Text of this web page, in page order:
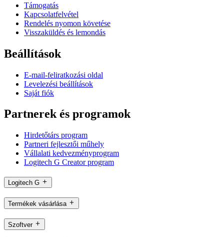
Támogatás
Kapcsolatfelvétel
Rendelés nyomon követése
Visszaküldés és lemondás
Beállítások
E-mail-feliratkozási oldal
Levelezési beállítások
Saját fiók
Partnerek és programok
Hirdetőtárs program
Partneri fejlesztői műhely
Vállalati kedvezményprogram
Logitech G Creator program
Logitech G
Termékek vásárlása
Szoftver